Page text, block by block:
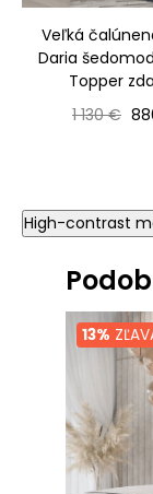
Veľká
Daria
Topper
Bežná
1 130 €
High-contrast
13%